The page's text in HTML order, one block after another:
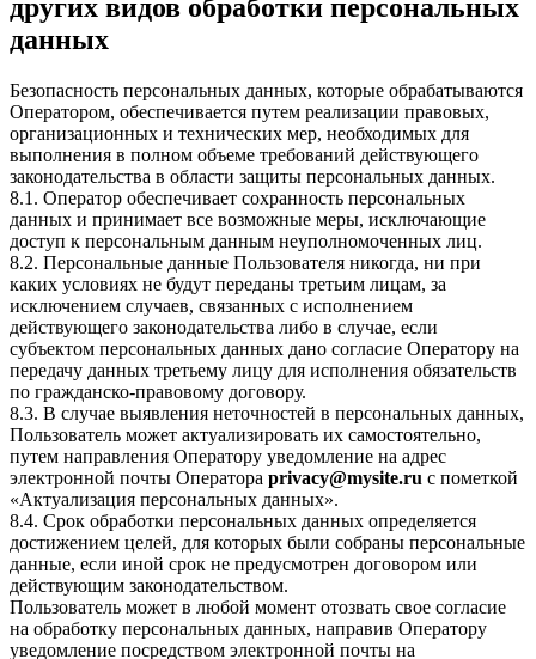
других видов обработки персональных
данных
Безопасность персональных данных, которые обрабатываются
Оператором, обеспечивается путем реализации правовых,
организационных и технических мер, необходимых для
выполнения в полном объеме требований действующего
законодательства в области защиты персональных данных.
8.1. Оператор обеспечивает сохранность персональных
данных и принимает все возможные меры, исключающие
доступ к персональным данным неуполномоченных лиц.
8.2. Персональные данные Пользователя никогда, ни при
каких условиях не будут переданы третьим лицам, за
исключением случаев, связанных с исполнением
действующего законодательства либо в случае, если
субъектом персональных данных дано согласие Оператору на
передачу данных третьему лицу для исполнения обязательств
по гражданско-правовому договору.
8.3. В случае выявления неточностей в персональных данных,
Пользователь может актуализировать их самостоятельно,
путем направления Оператору уведомление на адрес
электронной почты Оператора privacy@mysite.ru с пометкой
«Актуализация персональных данных».
8.4. Срок обработки персональных данных определяется
достижением целей, для которых были собраны персональные
данные, если иной срок не предусмотрен договором или
действующим законодательством.
Пользователь может в любой момент отозвать свое согласие
на обработку персональных данных, направив Оператору
уведомление посредством электронной почты на